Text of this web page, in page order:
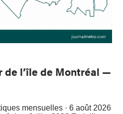
l’île de Montréal —
mensuelles · 6 août 2026